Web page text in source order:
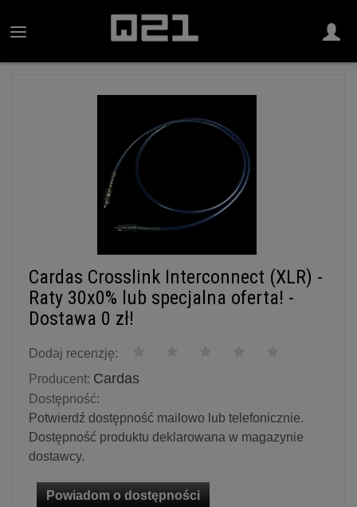
Cardas Crosslink Interconnect (XLR) -
Raty 30x0% lub specjalna oferta! -
Dostawa 0 zł!
Dodaj recenzję:
Producent: Cardas
Dostępność:
Potwierdź dostępność mailowo lub telefonicznie.
Dostępność produktu deklarowana w magazynie
dostawcy.
Powiadom o dostępności